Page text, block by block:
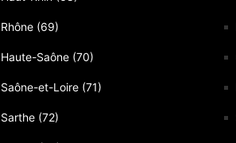
Rhône (69)
Haute-Saône (70)
Saône-et-Loire (71)
Sarthe (72)